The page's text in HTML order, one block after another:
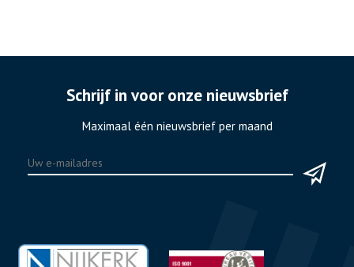
Schrijf in voor onze nieuwsbrief
Maximaal één nieuwsbrief per maand